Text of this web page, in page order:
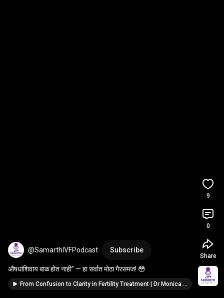
@SamarthIVFPodcast Subscribe
औषधांशिवाय बाळ होत नाही” — हा सर्वात मोठा गैरसमज! 😳
From Confusion to Clarity in Fertility Treatment | Dr Monica Pawar Kirde
9
0
Share